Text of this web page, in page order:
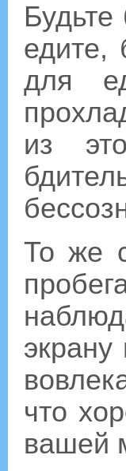
едите,
для
из
То же
что
вашей